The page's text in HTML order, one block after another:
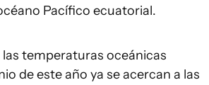
Pacífico ecuatorial.
las temperaturas oceánicas
de este año ya se acercan a las